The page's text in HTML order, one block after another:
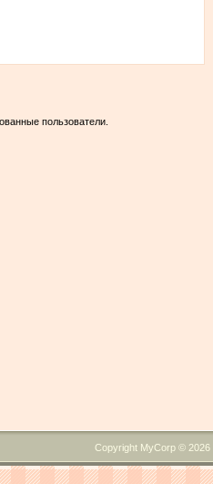
пользователи.
Copyright MyCorp © 2026